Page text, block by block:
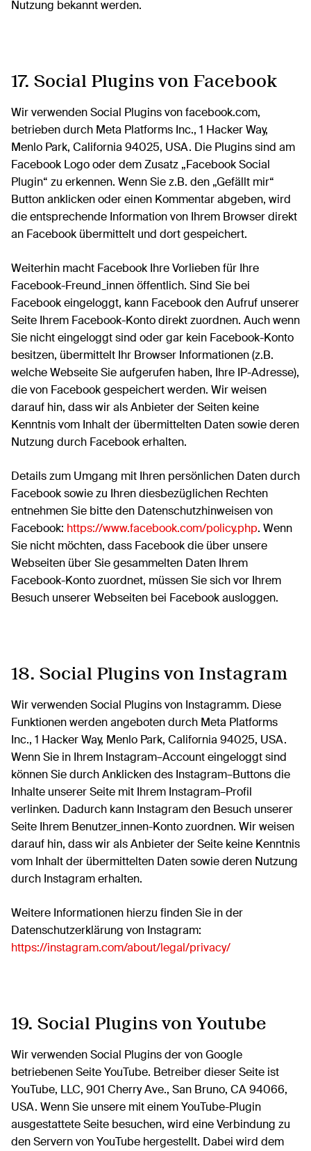
Nutzung bekannt werden.
17. Social Plugins von Facebook
Wir verwenden Social Plugins von facebook.com,
betrieben durch Meta Platforms Inc., 1 Hacker Way,
Menlo Park, California 94025, USA. Die Plugins sind am
Facebook Logo oder dem Zusatz „Facebook Social
Plugin“ zu erkennen. Wenn Sie z.B. den „Gefällt mir“
Button anklicken oder einen Kommentar abgeben, wird
die entsprechende Information von Ihrem Browser direkt
an Facebook übermittelt und dort gespeichert.
Weiterhin macht Facebook Ihre Vorlieben für Ihre
Facebook-Freund_innen öffentlich. Sind Sie bei
Facebook eingeloggt, kann Facebook den Aufruf unserer
Seite Ihrem Facebook-Konto direkt zuordnen. Auch wenn
Sie nicht eingeloggt sind oder gar kein Facebook-Konto
besitzen, übermittelt Ihr Browser Informationen (z.B.
welche Webseite Sie aufgerufen haben, Ihre IP-Adresse),
die von Facebook gespeichert werden. Wir weisen
darauf hin, dass wir als Anbieter der Seiten keine
Kenntnis vom Inhalt der übermittelten Daten sowie deren
Nutzung durch Facebook erhalten.
Details zum Umgang mit Ihren persönlichen Daten durch
Facebook sowie zu Ihren diesbezüglichen Rechten
entnehmen Sie bitte den Datenschutzhinweisen von
Facebook: https://www.facebook.com/policy.php. Wenn
Sie nicht möchten, dass Facebook die über unsere
Webseiten über Sie gesammelten Daten Ihrem
Facebook-Konto zuordnet, müssen Sie sich vor Ihrem
Besuch unserer Webseiten bei Facebook ausloggen.
18. Social Plugins von Instagram
Wir verwenden Social Plugins von Instagramm. Diese
Funktionen werden angeboten durch Meta Platforms
Inc., 1 Hacker Way, Menlo Park, California 94025, USA.
Wenn Sie in Ihrem Instagram–Account eingeloggt sind
können Sie durch Anklicken des Instagram–Buttons die
Inhalte unserer Seite mit Ihrem Instagram–Profil
verlinken. Dadurch kann Instagram den Besuch unserer
Seite Ihrem Benutzer_innen-Konto zuordnen. Wir weisen
darauf hin, dass wir als Anbieter der Seite keine Kenntnis
vom Inhalt der übermittelten Daten sowie deren Nutzung
durch Instagram erhalten.
Weitere Informationen hierzu finden Sie in der
Datenschutzerklärung von Instagram:
https://instagram.com/about/legal/privacy/
19. Social Plugins von Youtube
Wir verwenden Social Plugins der von Google
betriebenen Seite YouTube. Betreiber dieser Seite ist
YouTube, LLC, 901 Cherry Ave., San Bruno, CA 94066,
USA. Wenn Sie unsere mit einem YouTube-Plugin
ausgestattete Seite besuchen, wird eine Verbindung zu
den Servern von YouTube hergestellt. Dabei wird dem